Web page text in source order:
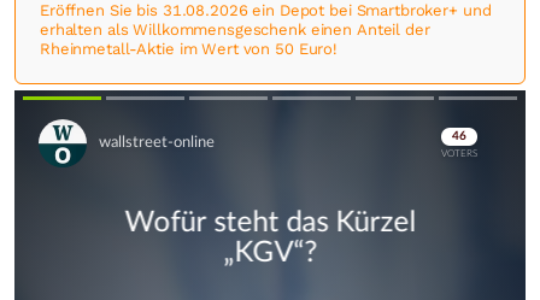
Eröffnen Sie bis 31.08.2026 ein Depot bei Smartbroker+ und
erhalten als Willkommensgeschenk einen Anteil der
Rheinmetall-Aktie im Wert von 50 Euro!
Skip